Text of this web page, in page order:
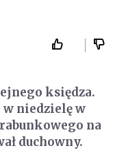
księdza.
w niedzielę w
na
duchowny.